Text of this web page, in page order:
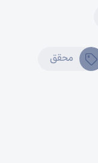
محقق